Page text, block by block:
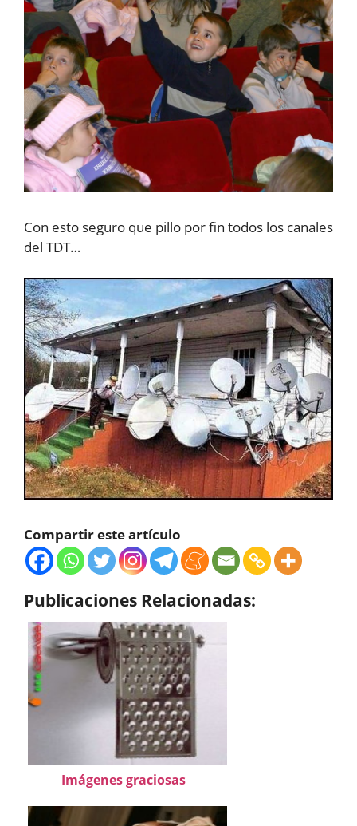
Con esto seguro que pillo por fin todos los canales
del TDT…
Compartir este artículo
Publicaciones Relacionadas:
Imágenes graciosas